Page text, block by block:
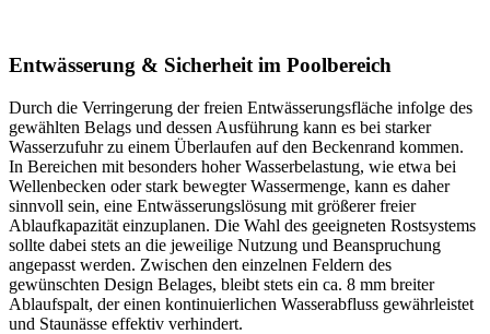
Entwässerung & Sicherheit im Poolbereich
Durch die Verringerung der freien Entwässerungsfläche infolge des
gewählten Belags und dessen Ausführung kann es bei starker
Wasserzufuhr zu einem Überlaufen auf den Beckenrand kommen.
In Bereichen mit besonders hoher Wasserbelastung, wie etwa bei
Wellenbecken oder stark bewegter Wassermenge, kann es daher
sinnvoll sein, eine Entwässerungslösung mit größerer freier
Ablaufkapazität einzuplanen. Die Wahl des geeigneten Rostsystems
sollte dabei stets an die jeweilige Nutzung und Beanspruchung
angepasst werden. Zwischen den einzelnen Feldern des
gewünschten Design Belages, bleibt stets ein ca. 8 mm breiter
Ablaufspalt, der einen kontinuierlichen Wasserabfluss gewährleistet
und Staunässe effektiv verhindert.